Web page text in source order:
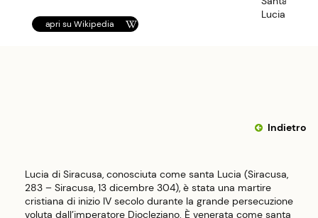
apri suWikipedia
Indietro
Lucia di Siracusa, conosciuta come santa Lucia (Siracusa,
283 – Siracusa, 13 dicembre 304), è stata una martire
cristiana di inizio IV secolo durante la grande persecuzione
voluta dall’imperatore Diocleziano. È venerata come santa